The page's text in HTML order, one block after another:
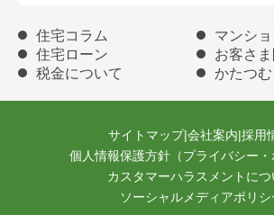
住宅コラム
マンシ
住宅ローン
お客さ
税金について
かたつ
サイトマップ|会社案内|採用
個人情報保護方針（プライバシー・
カスタマーハラスメントにつ
ソーシャルメディアポリシ